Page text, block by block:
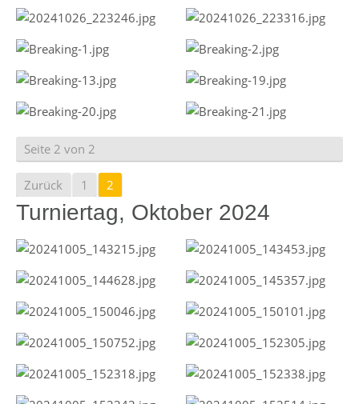
Seite 2 von 2
Zurück 1 2
Turniertag, Oktober 2024